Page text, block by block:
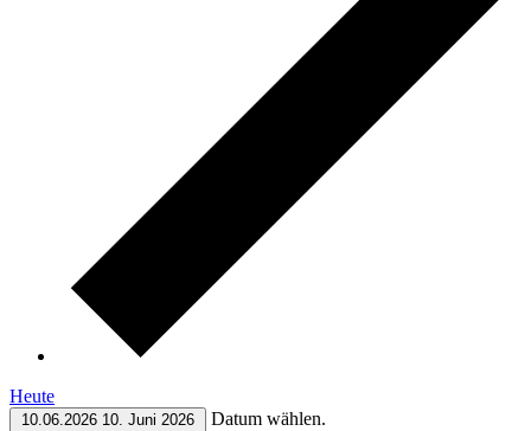
Heute
10.06.2026 10. Juni 2026 Datum wählen.